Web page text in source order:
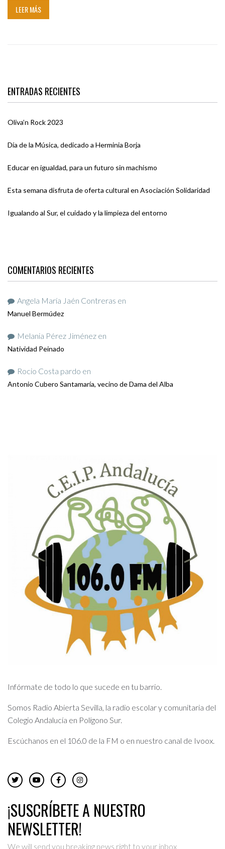
LEER MÁS
ENTRADAS RECIENTES
Oliva’n Rock 2023
Día de la Música, dedicado a Herminia Borja
Educar en igualdad, para un futuro sin machismo
Esta semana disfruta de oferta cultural en Asociación Solidaridad
Igualando al Sur, el cuidado y la limpieza del entorno
COMENTARIOS RECIENTES
Angela María Jaén Contreras en
Manuel Bermúdez
Melania Pérez Jiménez en
Natividad Peinado
Rocio Costa pardo en
Antonio Cubero Santamaría, vecino de Dama del Alba
Infórmate de todo lo que sucede en tu barrio.
Somos Radio Abierta Sevilla, la radio escolar y comunitaria del
Colegio Andalucía en Polígono Sur.
Escúchanos en el 106.0 de la FM o en nuestro canal de Ivoox.
¡SUSCRÍBETE A NUESTRO
NEWSLETTER!
We will send you breaking news right to your inbox